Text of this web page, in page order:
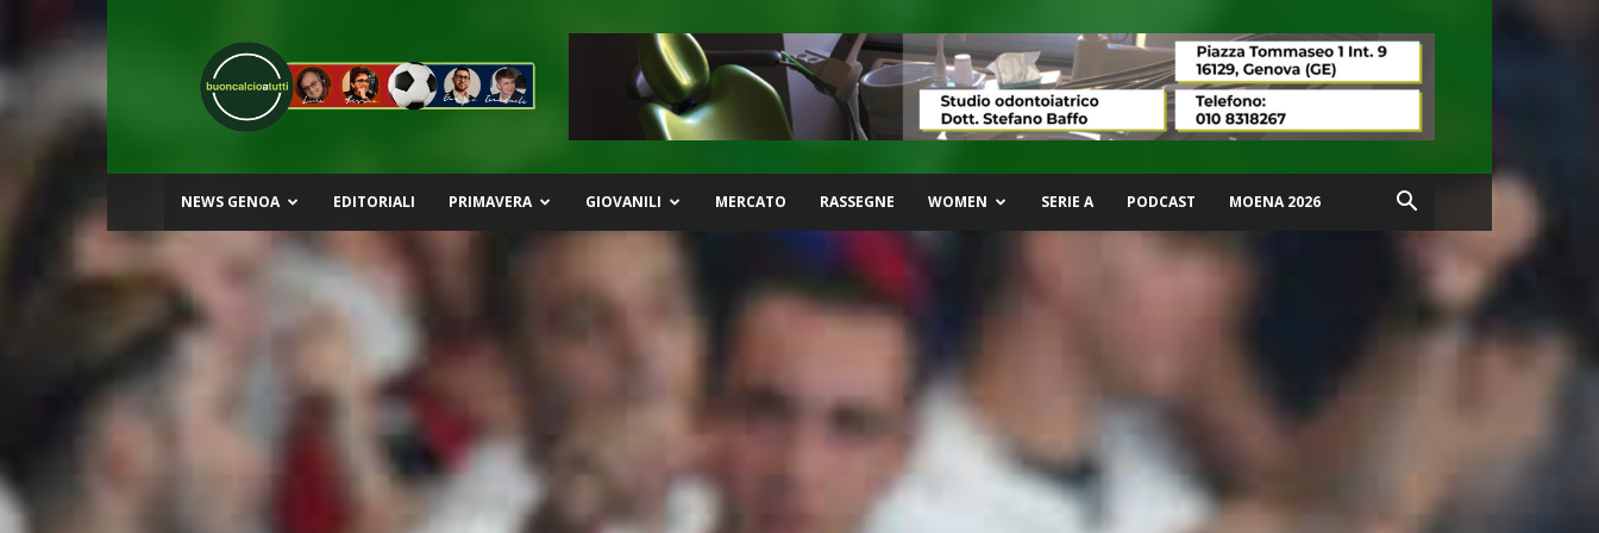
Buon
Calcio
a
Tutti
NEWS GENOA EDITORIALI PRIMAVERA GIOVANILI MERCATO RASSEGNE WOMEN SERIE A PODCAST MOENA 2026